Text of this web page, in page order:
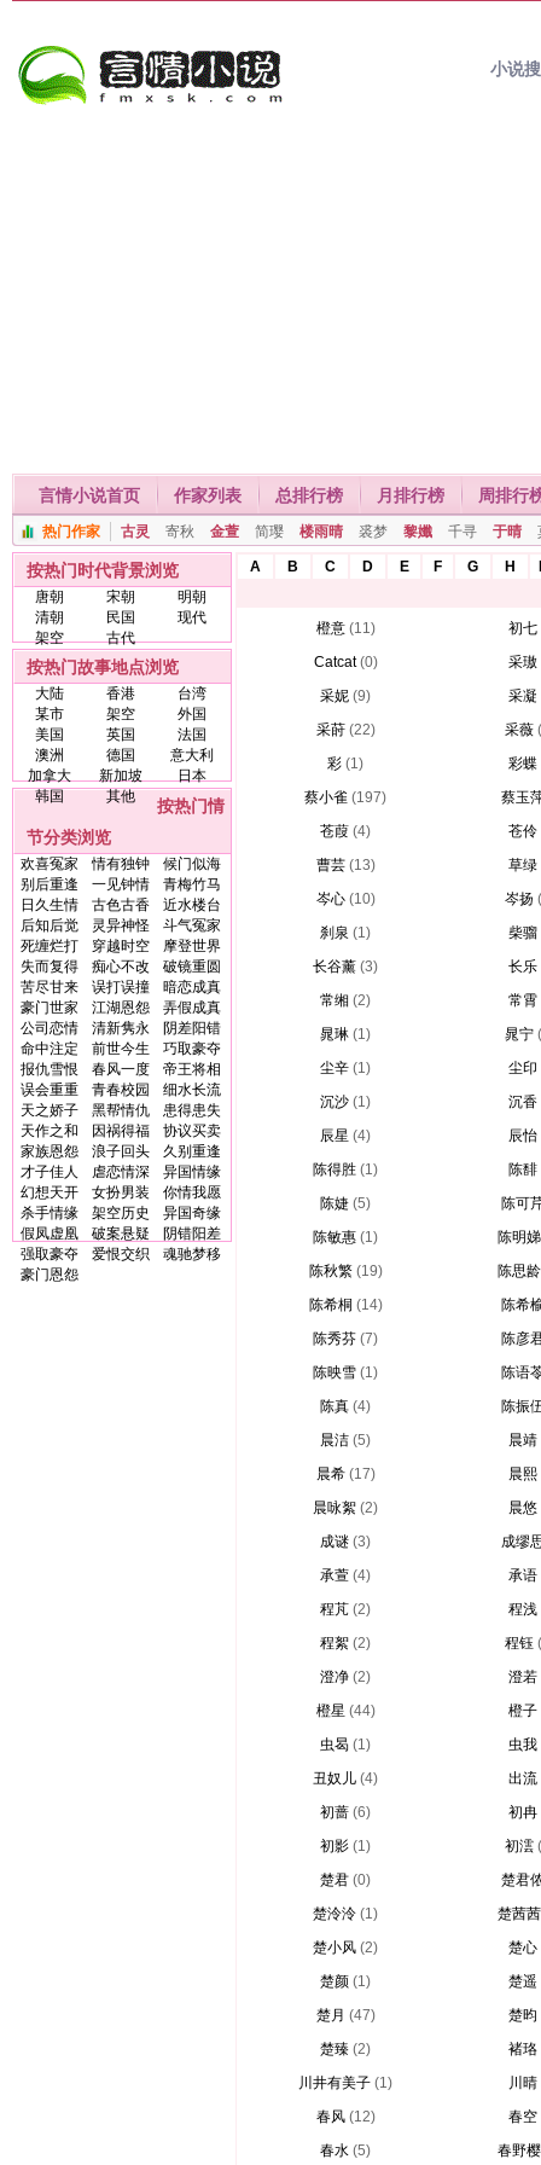
小说
言情小说首页 作家列表 总排行榜 月排行榜 周排行
热门作家 古灵 寄秋 金萱 简璎 楼雨晴 裘梦 黎孅 千寻 于晴
按热门时代背景浏览
唐朝 宋朝
明朝
清朝
民国
现代
架空
古代
按热门故事地点浏览
大陆 香港
台湾
某市
架空
外国
美国
英国
法国
澳洲
德国
意大利
加拿大
新加坡
日本
韩国
其他
按热门情
节分类浏览
欢喜冤家 情有独钟
候门似海
别后重逢
一见钟情
青梅竹马
日久生情
古色古香
近水楼台
后知后觉
灵异神怪
斗气冤家
死缠烂打
穿越时空
摩登世界
失而复得
痴心不改
破镜重圆
苦尽甘来
误打误撞
暗恋成真
豪门世家
江湖恩怨
弄假成真
公司恋情
清新隽永
阴差阳错
命中注定
前世今生
巧取豪夺
报仇雪恨
春风一度
帝王将相
误会重重
青春校园
细水长流
天之娇子
黑帮情仇
患得患失
天作之和
因祸得福
协议买卖
家族恩怨
浪子回头
久别重逢
才子佳人
虐恋情深
异国情缘
幻想天开
女扮男装
你情我愿
杀手情缘
架空历史
异国奇缘
假凤虚凰
破案悬疑
阴错阳差
强取豪夺
爱恨交织
魂驰梦移
豪门恩怨
A B C D E F G H
橙意 (11)
初七
Catcat (0)
采璈
采妮 (9)
采凝
采莳 (22) 采薇
彩 (1)
彩蝶
蔡小雀 (197)
蔡玉
苍葭 (4)
苍伶
曹芸 (13)
草绿
岑心 (10) 岑扬
刹泉 (1)
柴骝
长谷薰 (3)
长乐
常缃 (2)
常霄
晁琳 (1) 晁宁
尘辛 (1)
尘印
沉沙 (1)
沉香
辰星 (4)
辰怡
陈得胜 (1)
陈馡
陈婕 (5)
陈可
陈敏惠 (1)
陈明娣
陈秋繁 (19)
陈思龄
陈希桐 (14)
陈希
陈秀芬 (7)
陈彦
陈映雪 (1)
陈语
陈真 (4)
陈振
晨洁 (5)
晨靖
晨希 (17)
晨熙
晨咏絮 (2)
晨悠
成谜 (3)
成缪
承萱 (4)
承语
程芃 (2)
程浅
程絮 (2) 程钰
澄净 (2)
澄若
橙星 (44)
橙子
虫曷 (1)
虫我
丑奴儿 (4)
出流
初蔷 (6)
初冉
初影 (1) 初澐
楚君 (0)
楚君
楚泠泠 (1)
楚茜茜
楚小风 (2)
楚心
楚颜 (1)
楚遥
楚月 (47)
楚昀
楚臻 (2)
褚珞
川井有美子 (1)
川晴
春风 (12)
春空
春水 (5) 春野樱